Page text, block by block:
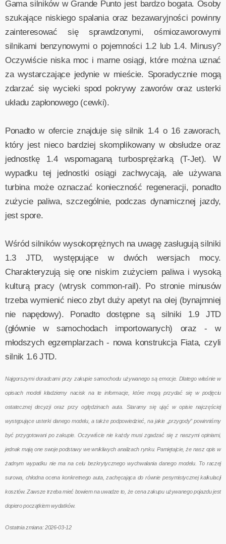
Gama silników w Grande Punto jest bardzo bogata. Osoby
szukające niskiego spalania oraz bezawaryjności powinny
zainteresować się sprawdzonymi, ośmiozaworowymi
silnikami benzynowymi o pojemności 1.2 lub 1.4. Minusy?
Oczywiście niska moc i marne osiągi, które można uznać
za wystarczające jedynie w mieście. Sporadycznie mogą
zdarzać się wycieki spod pokrywy zaworów oraz usterki
układu zapłonowego (cewki).
Ponadto w ofercie znajduje się silnik 1.4 o 16 zaworach,
który jest nieco bardziej skomplikowany w obsłudze oraz
jednostkę 1.4 wspomaganą turbosprężarką (T-Jet). W
wypadku tej jednostki osiągi zachwycają, ale używana
turbina może oznaczać konieczność regeneracji, ponadto
zużycie paliwa, szczególnie, podczas dynamicznej jazdy,
jest spore.
Wśród silników wysokoprężnych na uwagę zasługują silniki
1.3 JTD, występujące w dwóch wersjach mocy.
Charakteryzują się one niskim zużyciem paliwa i wysoką
kulturą pracy (wtrysk common-rail). Po stronie minusów
trzeba wymienić nieco zbyt duży apetyt na olej (bynajmniej
nie napędowy). Ponadto dostępne są silniki 1.9 JTD
(głównie w samochodach importowanych) oraz - w
młodszych egzemplarzach - nowa konstrukcja Fiata, czyli
silnik 1.6 JTD.
Najgorszymi doradcami przy zakupie samochodu używanego są emocje. Dlatego właśnie w
opisach modeli kładziemy nacisk na te informacje, które mogą przydać się w podjęciu
ostatecznej decyzji oraz przy oględzinach auta. Staramy się ująć w opisie najczęściej
występujące usterki danego modelu, a także podpowiedzieć, na jakie „przygody” powinniśmy
być przygotowani po zakupie. Oczywiście nie każdy musi zgadzać się z naszymi opiniami,
jednak mają one swoje podstawy we wnikliwych analizach rynku. Pamiętajcie, że nasz opis w
żadnym wypadku nie ma na celu bezkrytycznego wychwalania danego modelu. To raczej
surowa, chłodna ocena konkretnego auta, zachęcająca do równie pesymistycznej kalkulacji
kosztów. Zawsze trzeba mieć bowiem na uwadze to, że cena zakupu używanego pojazdu jest
dopiero początkiem wydatków.
Ostatnia zmiana: 2026-03-12